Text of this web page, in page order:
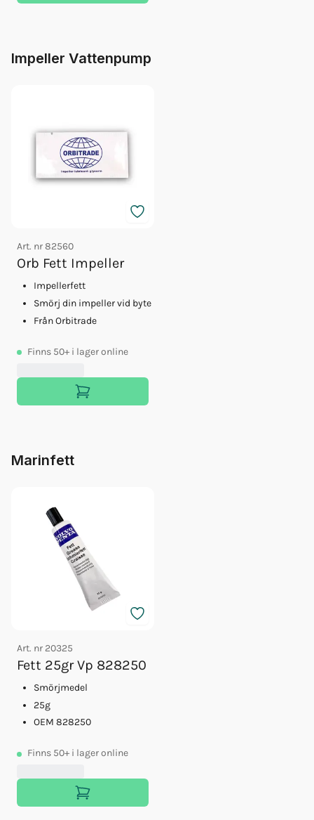
Impeller Vattenpump
Art. nr82560
Orb Fett Impeller
Impellerfett
Smörj din impeller vid byte
Från Orbitrade
Finns 50+ i lager online
Marinfett
Art. nr 20325
Fett 25gr Vp 828250
Smörjmedel
25g
OEM 828250
Finns 50+ i lager online